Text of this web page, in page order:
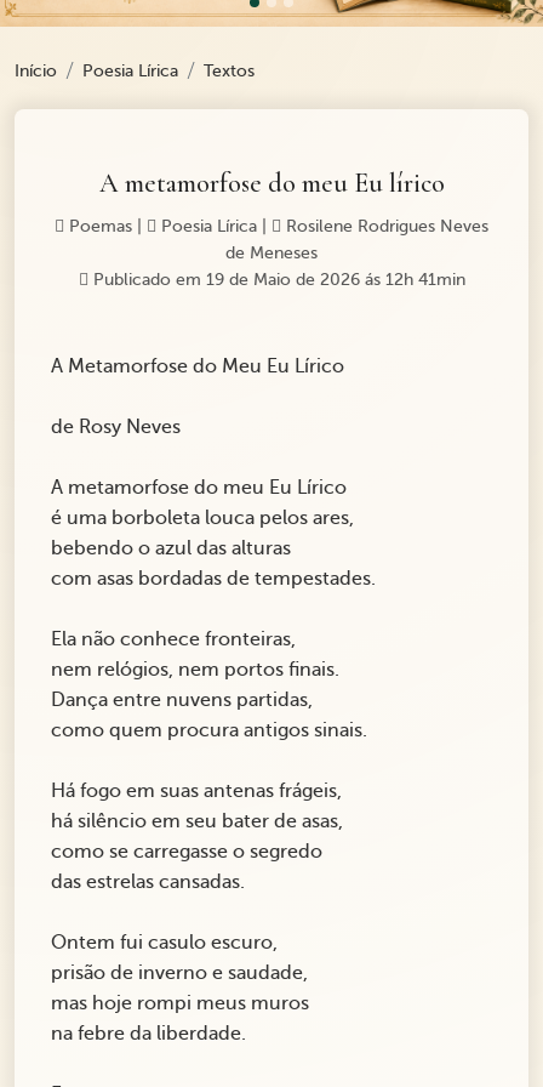
Início Poesia Lírica Textos
A metamorfose do meu Eu lírico
Poemas Poesia Lírica
Rosilene Rodrigues Neves
de Meneses
Publicado em 19 de Maio de 2026 ás 12h 41min
A Metamorfose do Meu Eu Lírico
de Rosy Neves
A metamorfose do meu Eu Lírico
é uma borboleta louca pelos ares,
bebendo o azul das alturas
com asas bordadas de tempestades.
Ela não conhece fronteiras,
nem relógios, nem portos finais.
Dança entre nuvens partidas,
como quem procura antigos sinais.
Há fogo em suas antenas frágeis,
há silêncio em seu bater de asas,
como se carregasse o segredo
das estrelas cansadas.
Ontem fui casulo escuro,
prisão de inverno e saudade,
mas hoje rompi meus muros
na febre da liberdade.